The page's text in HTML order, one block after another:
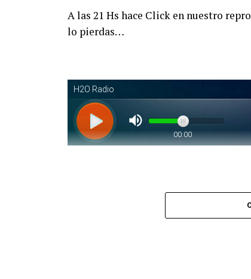
A las 21 Hs hace Click en nuestro
lo pierdas…
Piantaos por el Tango
. Piantaos
conducido y dirigido por Raúl